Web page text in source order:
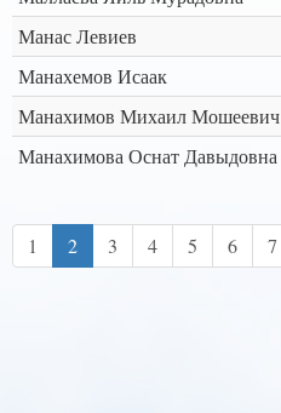
Манас Левиев
Манахемов Исаак
Манахимов Михаил Мошеевич
Манахимова Оснат Давыдовна
1 2 3 4 5 6 7